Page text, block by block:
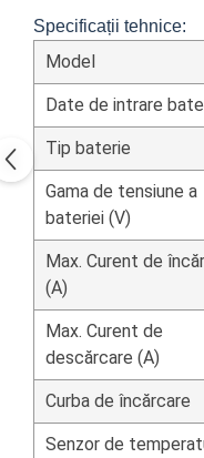
Specificații tehnice:
Model
Date de intrare
Tip baterie
Gama de tensiune a
bateriei (V)
Max. Curent de
(A)
Max. Curent de
descărcare (A)
Curba de încărcare
Senzor de